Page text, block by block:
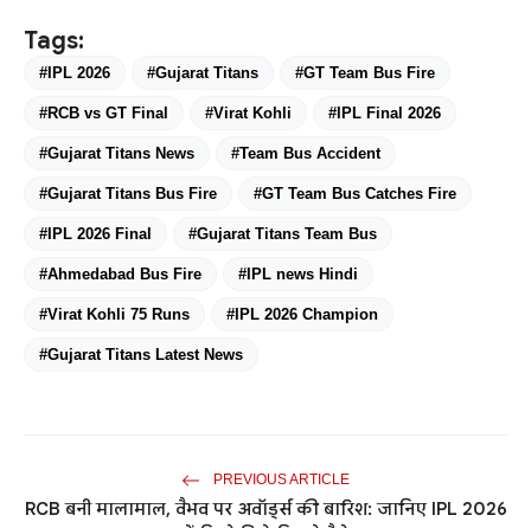
Tags:
#IPL 2026 #Gujarat Titans #GT Team Bus Fire
#RCB vs GT Final #Virat Kohli #IPL Final 2026
#Gujarat Titans News #Team Bus Accident
#Gujarat Titans Bus Fire #GT Team Bus Catches Fire
#IPL 2026 Final #Gujarat Titans Team Bus
#Ahmedabad Bus Fire #IPL news Hindi
#Virat Kohli 75 Runs #IPL 2026 Champion
#Gujarat Titans Latest News
PREVIOUS ARTICLE
RCB बनी मालामाल, वैभव पर अवॉर्ड्स की बारिश: जानिए IPL 2026